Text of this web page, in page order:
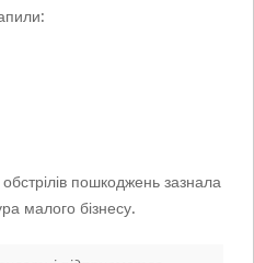
пошкоджень зазнала
малого бізнесу.